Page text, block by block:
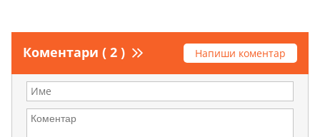
Коментари ( 2 ) Напиши коментар